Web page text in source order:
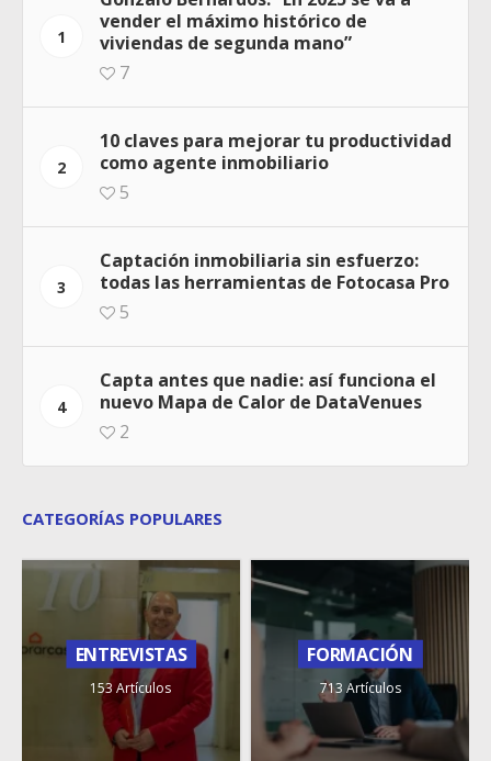
1
vender el máximo histórico de
viviendas de segunda mano”
7
2
10 claves para mejorar tu productividad
como agente inmobiliario
5
3
Captación inmobiliaria sin esfuerzo:
todas las herramientas de Fotocasa Pro
5
4
Capta antes que nadie: así funciona el
nuevo Mapa de Calor de DataVenues
2
CATEGORÍAS POPULARES
ENTREVISTAS
153 Artículos
FORMACIÓN
713 Artículos